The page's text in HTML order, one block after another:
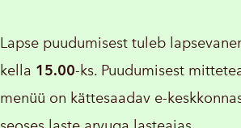
Lapse puudumisest tuleb
kella 15.00-ks. Puudumisest
menüü on kättesaadav e-